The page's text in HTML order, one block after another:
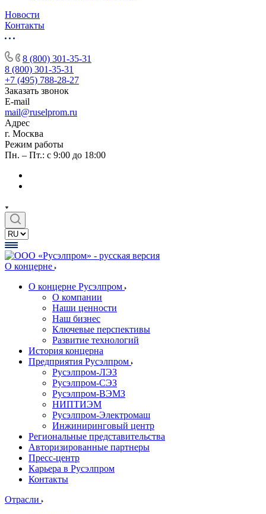
Новости
Контакты
8 (800) 301-35-31
8 (800) 301-35-31
+7 (495) 788-28-27
Заказать звонок
E-mail
mail@ruselprom.ru
Адрес
г. Москва
Режим работы
Пн. – Пт.: с 9:00 до 18:00
О концерне
О концерне Русэлпром
О компании
Наши ценности
Наш бизнес
Ключевые перспективы
Развитие технологий
История концерна
Предприятия Русэлпром
Русэлпром-ЛЭЗ
Русэлпром-СЭЗ
Русэлпром-ВЭМЗ
НИПТИЭМ
Русэлпром-Электромаш
Инжиниринговый центр
Региональные представительства
Авторизированные партнеры
Пресс-центр
Карьера в Русэлпром
Контакты
Отрасли